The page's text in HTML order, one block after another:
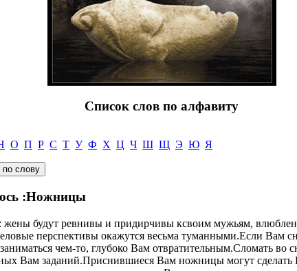
Список слов по алфавиту
О П Р С Т У Ф Х Ц Ч Ш Щ Э Ю Я
:Ножницы
будут ревнивы и придирчивы ксвоим мужьям,
перспективы окажутся весьма туманными.Если Вам
чем-то, глубоко Вам отвратительным.Сломать во
Вам заданий.Приснившиеся Вам ножницы могут